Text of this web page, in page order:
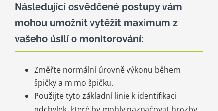
Následující osvědčené postupy vám
mohou umožnit vytěžit maximum z
vašeho úsilí o monitorování:
Změřte normální úrovně výkonu během
špičky a mimo špičku.
Použijte tyto základní linie k identifikaci